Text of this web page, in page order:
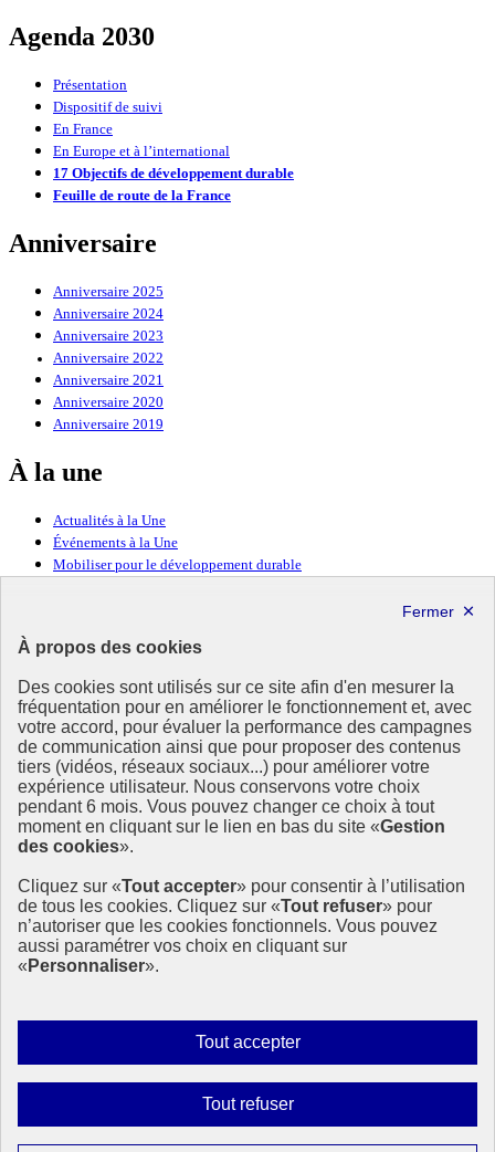
À propos des cookies
Des cookies sont utilisés sur ce site afin d'en mesurer la
fréquentation pour en améliorer le fonctionnement et, avec
votre accord, pour évaluer la performance des campagnes
de communication ainsi que pour proposer des contenus
tiers (vidéos, réseaux sociaux...) pour améliorer votre
expérience utilisateur. Nous conservons votre choix
pendant 6 mois. Vous pouvez changer ce choix à tout
moment en cliquant sur le lien en bas du site «Gestion
des cookies».
Cliquez sur «Tout accepter» pour consentir à l’utilisation
de tous les cookies. Cliquez sur «Tout refuser» pour
n’autoriser que les cookies fonctionnels. Vous pouvez
aussi paramétrer vos choix en cliquant sur
« Personnaliser».
Tout accepterAutoriser
tous
Tout refuserInterdire
tous
Agenda 2030
Présentation
Dispositif de suivi
En France
En Europe et à l’international
17 Objectifs de développement durable
Feuille de route de la France
Anniversaire
Anniversaire 2025
Anniversaire 2024
Anniversaire 2023
Anniversaire 2022
Anniversaire 2021
Anniversaire 2020
Anniversaire 2019
À la une
Actualités à la Une
Événements à la Une
Mobiliser pour le développement durable
Ressources
Ressources
La Méth’ODD
Gouvernement
Ce site propose l’information de référence concernant l’Agenda
2030 et la feuille de route de la France. Il valorise la mobilisation de
tous les acteurs.
info.gouv.fr- ouvre une nouvelle fenêtre
service-public.fr - ouvre une nouvelle fenêtre
legifrance.gouv.fr- ouvre une nouvelle fenêtre
data.gouv.fr- ouvre une nouvelle fenêtre
Plan du site
Mentions légales